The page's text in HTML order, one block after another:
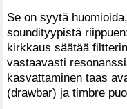
Se on syytä
soundityypistä
kirkkaus säätää
vastaavasti
kasvattaminen taas
(drawbar) ja timbre